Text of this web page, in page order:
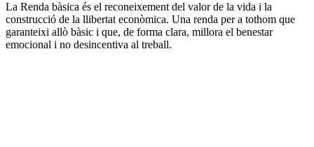
La Renda bàsica és el reconeixement del valor de la vida i la
construcció de la llibertat econòmica. Una renda per a tothom que
garanteixi allò bàsic i que, de forma clara, millora el benestar
emocional i no desincentiva al treball.